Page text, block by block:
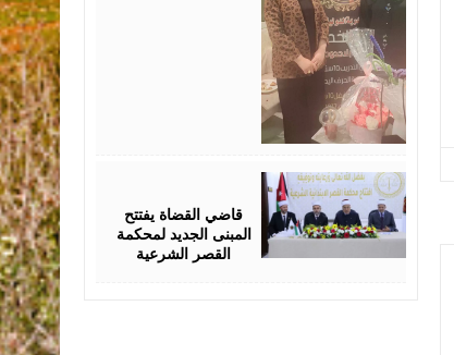
قاضي القضاة يفتتح
المبنى الجديد لمحكمة
القصر الشرعية